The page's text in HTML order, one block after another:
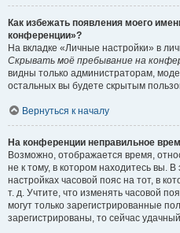
Как избежать появления моего
конференции»?
На вкладке «Личные настройки» в
Скрывать моё пребывание на
видны только администраторам,
остальных вы будете скрытым
Вернуться к началу
На конференции неправильное
Возможно, отображается время,
не к тому, в котором находитесь вы.
настройках часовой пояс на тот, в
т. д. Учтите, что изменять часовой
могут только зарегистрированные
зарегистрированы, то сейчас